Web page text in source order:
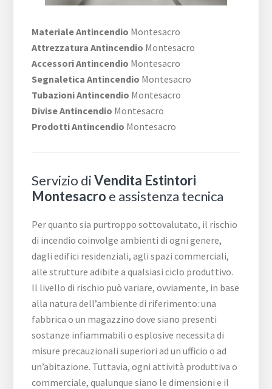
Materiale Antincendio Montesacro
Attrezzatura Antincendio Montesacro
Accessori Antincendio Montesacro
Segnaletica Antincendio Montesacro
Tubazioni Antincendio Montesacro
Divise Antincendio Montesacro
Prodotti Antincendio Montesacro
Servizio diVendita Estintori
Montesacro e assistenza tecnica
Per quanto sia purtroppo sottovalutato, il rischio
di incendio coinvolge ambienti di ogni genere,
dagli edifici residenziali, agli spazi commerciali,
alle strutture adibite a qualsiasi ciclo produttivo.
Il livello di rischio può variare, ovviamente, in base
alla natura dell’ambiente di riferimento: una
fabbrica o un magazzino dove siano presenti
sostanze infiammabili o esplosive necessita di
misure precauzionali superiori ad un ufficio o ad
un’abitazione. Tuttavia, ogni attività produttiva o
commerciale, qualunque siano le dimensioni e il